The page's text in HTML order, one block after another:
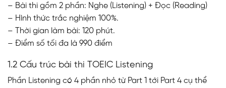
– Bài thi gồm 2 phần: Nghe (Listening) + Đọc (Reading)
– Hình thức trắc nghiệm 100%.
– Thời gian làm bài: 120 phút.
– Điểm số tối đa là 990 điểm
1.2 Cấu trúc bài thi TOEIC Listening
Phần Listening có 4 phần nhỏ từ Part 1 tới Part 4 cụ thể